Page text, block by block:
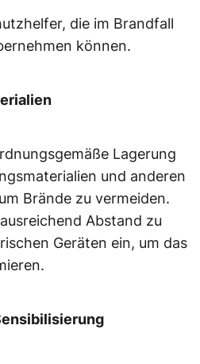
die im Brandfall
können.
Lagerung
und anderen
Brände zu vermeiden.
Abstand zu
Geräten ein, um das